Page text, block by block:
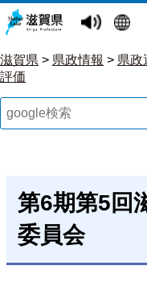
滋賀県 > 県政情報 > 県政
評価
第6期第5回
委員会